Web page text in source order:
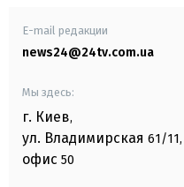
E-mail редакции
news24@24tv.com.ua
Мы здесь:
г. Киев,
ул. Владимирская 61/11,
офис 50